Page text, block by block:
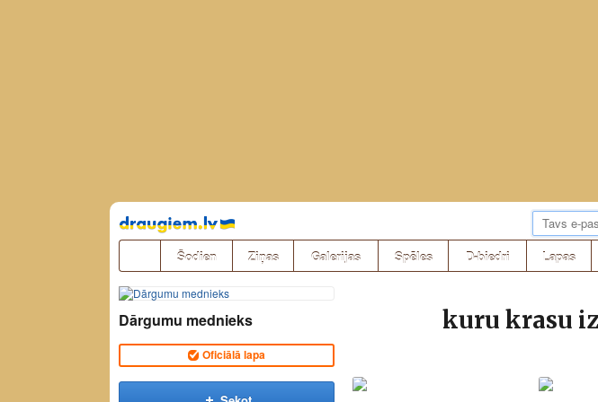
Pāriet
uz
saturu
Šodien Ziņas Galerijas Spēles D-biedri Lapas
Dārgumu mednieks
Oficiālā lapa
kuru krasu